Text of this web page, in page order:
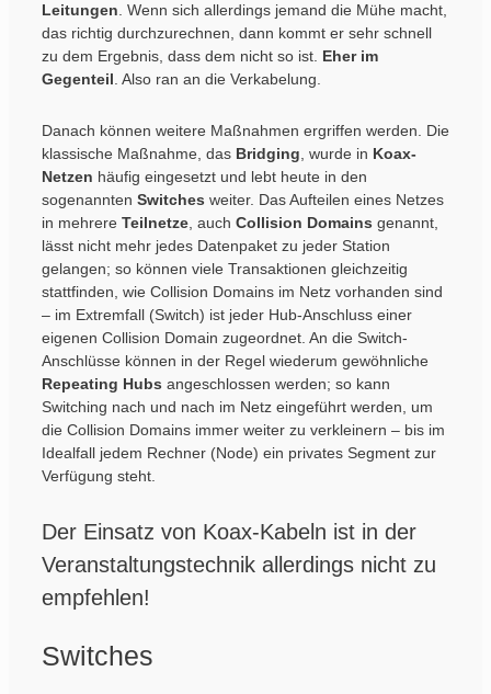
Leitungen. Wenn sich allerdings jemand die Mühe macht,
das richtig durchzurechnen, dann kommt er sehr schnell
zu dem Ergebnis, dass dem nicht so ist. Eher im
Gegenteil. Also ran an die Verkabelung.
Danach können weitere Maßnahmen ergriffen werden. Die
klassische Maßnahme, das Bridging , wurde in Koax-
Netzen häufig eingesetzt und lebt heute in den
sogenannten Switches weiter. Das Aufteilen eines Netzes
in mehrere Teilnetze , auch Collision Domains genannt,
lässt nicht mehr jedes Datenpaket zu jeder Station
gelangen; so können viele Transaktionen gleichzeitig
stattfinden, wie Collision Domains im Netz vorhanden sind
– im Extremfall (Switch) ist jeder Hub-Anschluss einer
eigenen Collision Domain zugeordnet. An die Switch-
Anschlüsse können in der Regel wiederum gewöhnliche
Repeating Hubs angeschlossen werden; so kann
Switching nach und nach im Netz eingeführt werden, um
die Collision Domains immer weiter zu verkleinern – bis im
Idealfall jedem Rechner (Node) ein privates Segment zur
Verfügung steht.
Der Einsatz von Koax-Kabeln ist in der
Veranstaltungstechnik allerdings nicht zu
empfehlen!
Switches